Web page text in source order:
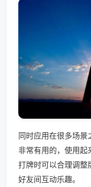
同时应用在很多场
非常有用的，使用
打牌时可以合理调整
好友间互动乐趣。